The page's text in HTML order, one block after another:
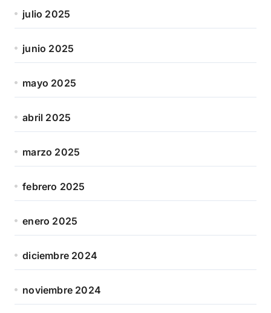
julio 2025
junio 2025
mayo 2025
abril 2025
marzo 2025
febrero 2025
enero 2025
diciembre 2024
noviembre 2024